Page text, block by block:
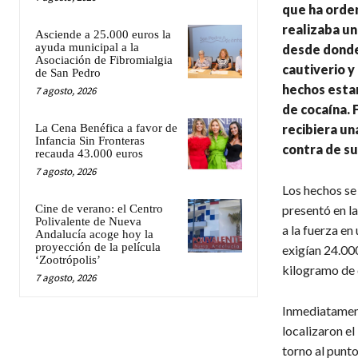
Asciende a 25.000 euros la
ayuda municipal a la
Asociación de Fibromialgia
de San Pedro
7 agosto, 2026
La Cena Benéfica a favor de
Infancia Sin Fronteras
recauda 43.000 euros
7 agosto, 2026
Cine de verano: el Centro
Polivalente de Nueva
Andalucía acoge hoy la
proyección de la película
‘Zootrópolis’
7 agosto, 2026
que ha
realizaba
desde
cautiverio y
hechos
de cocaína.
recibiera
contra de
Los hechos
presentó en
a la fuerza
exigían
kilogramo de
localizaron el
torno al